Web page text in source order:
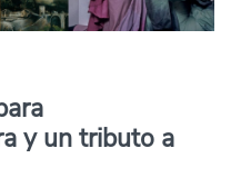
y un tributo a